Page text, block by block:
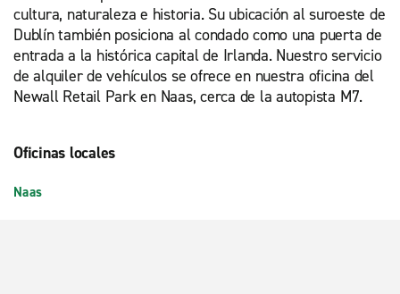
cultura, naturaleza e historia. Su ubicación al suroeste de
Dublín también posiciona al condado como una puerta de
entrada a la histórica capital de Irlanda. Nuestro servicio
de alquiler de vehículos se ofrece en nuestra oficina del
Newall Retail Park en Naas, cerca de la autopista M7.
Oficinas locales
Naas